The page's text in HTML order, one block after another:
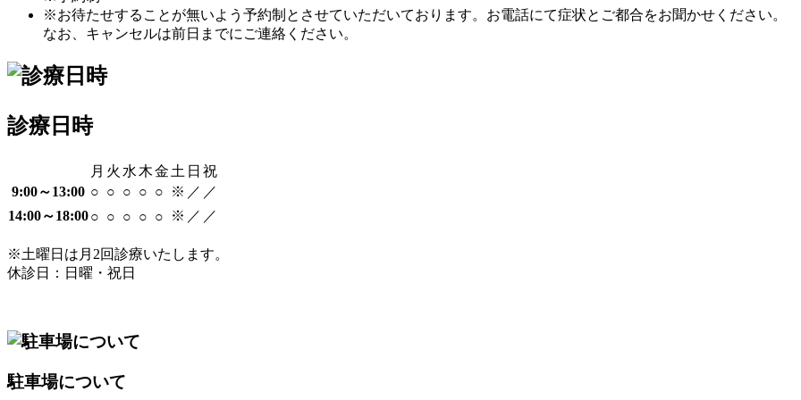
※お待たせすることが無いよう予約制とさせていただいております。お電話にて症状とご都合をお聞かせください。
なお、キャンセルは前日までにご連絡ください。
診療日時
月 火 水 木金 土 日 祝
9:00～13:00 ○ ○ ○ ○ ○ ※ ／ ／
14:00～18:00○ ○ ○ ○ ○ ※ ／ ／
※土曜日は月2回診療いたします。
休診日：日曜・祝日
駐車場について